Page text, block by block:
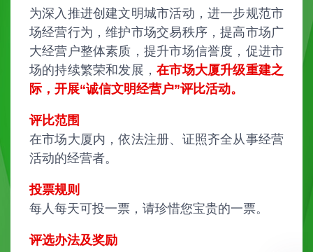
为深入推进创建文明城市活动，进一步规范市
场经营行为，维护市场交易秩序，提高市场广
大经营户整体素质，提升市场信誉度，促进市
场的持续繁荣和发展，在市场大厦升级重建之
际，开展“诚信文明经营户”评比活动。
评比范围
在市场大厦内，依法注册、证照齐全从事经营
活动的经营者。
投票规则
每人每天可投一票，请珍惜您宝贵的一票。
评选办法及奖励